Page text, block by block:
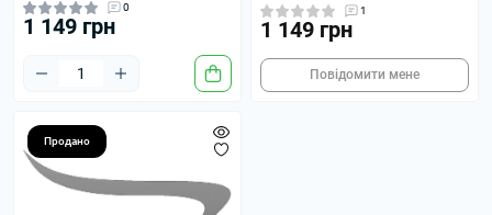
0
1 149 грн
1
1 149 грн
Повідомити мене
Продано